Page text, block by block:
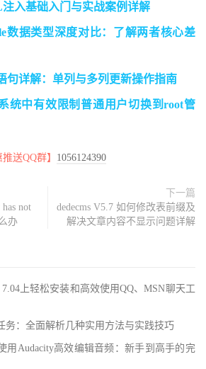
入基础入门与实战案例详解
数据类型深度对比：了解两者核心差
句详解：单列与多列更新操作指南
统中有效限制普通用户切换到root管
送QQ群】 1056124390
not
办
下一篇
dedecms V5.7 如何修改表前缀及
解决文章内容不显示问题详解
上轻松安装和高效使用QQ、MSN聊天工
务：全面解析几种实用方法与实践技巧
用Audacity高效编辑音频：新手到高手的完